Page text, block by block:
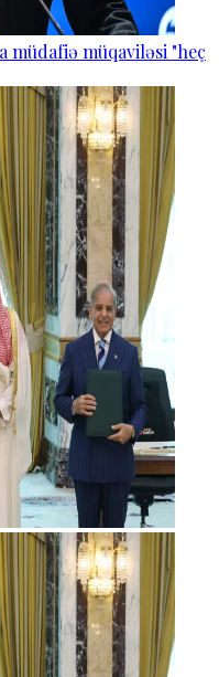
müdafiə müqaviləsi "heç